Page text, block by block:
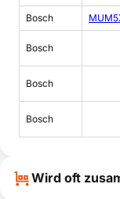
Bosch
Bosch
Bosch
Bosch
Wird oft